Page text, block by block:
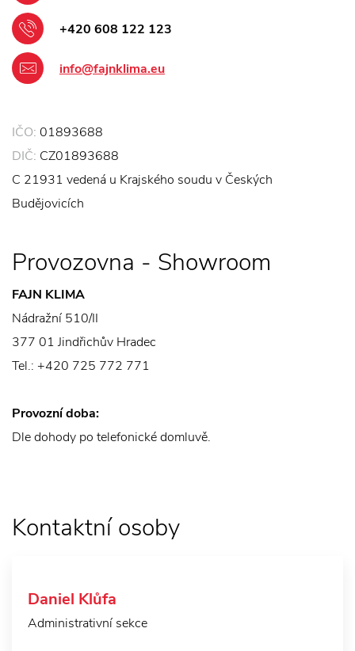
+420 608 122 123
info@fajnklima.eu
IČO: 01893688
DIČ: CZ01893688
C 21931 vedená u Krajského soudu v Českých
Budějovicích
Provozovna - Showroom
FAJN KLIMA
Nádražní 510/II
377 01 Jindřichův Hradec
Tel.: +420 725 772 771
Provozní doba:
Dle dohody po telefonické domluvě.
Kontaktní osoby
Daniel Klůfa
Administrativní sekce